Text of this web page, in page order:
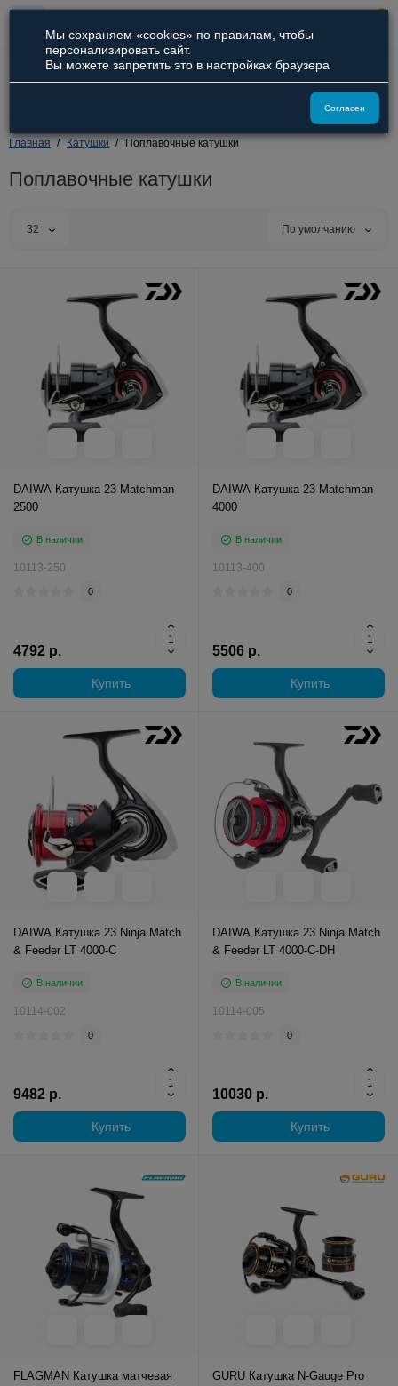
8 (800) 551-09-94
8 (929) 836-66-51
Главная Катушки Поплавочные катушки
Поплавочные катушки
32 По умолчанию
DAIWA Катушка 23 Matchman
2500
В наличии
10113-250
0
4792 р.
Купить
DAIWA Катушка 23 Matchman
4000
В наличии
10113-400
0
5506 р.
Купить
DAIWA Катушка 23 Ninja Match
& Feeder LT 4000-C
В наличии
10114-002
0
9482 р.
Купить
DAIWA Катушка 23 Ninja Match
& Feeder LT 4000-C-DH
В наличии
10114-005
0
10030 р.
Купить
FLAGMAN Катушка матчевая
GURU Катушка N-Gauge Pro
Мы сохраняем «cookies» по правилам, чтобы
персонализировать сайт.
Вы можете запретить это в настройках браузера
Согласен